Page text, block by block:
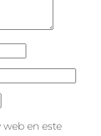
en este